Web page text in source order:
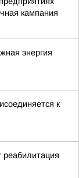
кампания
энергия
к
реабилитация